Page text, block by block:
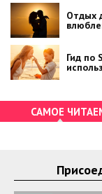
Отдых
Гид по
САМОЕ